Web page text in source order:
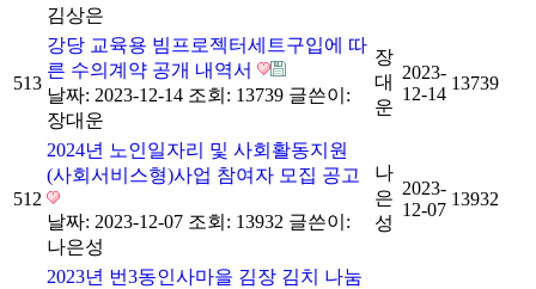
김상은
513
강당 교육용 빔프로젝터세트구입에 따
른 수의계약 공개 내역서
날짜: 2023-12-14 조회: 13739 글쓴이:
장대운
장
대
운
2023-
12-14
13739
512
2024년 노인일자리 및 사회활동지원
(사회서비스형)사업 참여자 모집 공고
날짜: 2023-12-07 조회: 13932 글쓴이:
나은성
나
은
성
2023-
12-07
13932
2023년 번3동인사마을 김장 김치 나눔